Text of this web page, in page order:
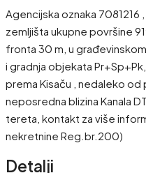
Agencijska oznaka 7081216
zemljišta ukupne površine
fronta 30 m, u
i gradnja objekata Pr+Sp+Pk,
prema Kisaču , nedaleko od
neposredna blizina Kanala
tereta, kontakt za više
nekretnine Reg.br.200)
Detalji